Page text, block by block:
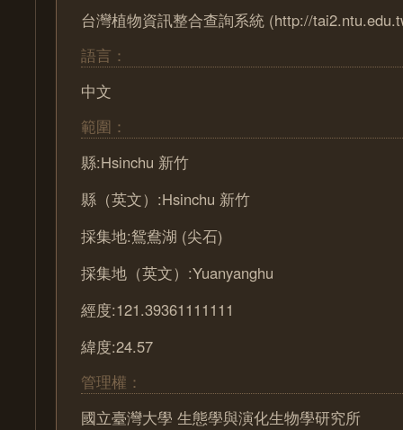
台灣植物資訊整合查詢系統 (http://
語言：
中文
範圍：
縣:Hsinchu 新竹
縣（英文）:Hsinchu 新竹
採集地:鴛鴦湖 (尖石)
採集地（英文）:Yuanyanghu
經度:121.39361111111
緯度:24.57
管理權：
國立臺灣大學 生態學與演化生物學研究所